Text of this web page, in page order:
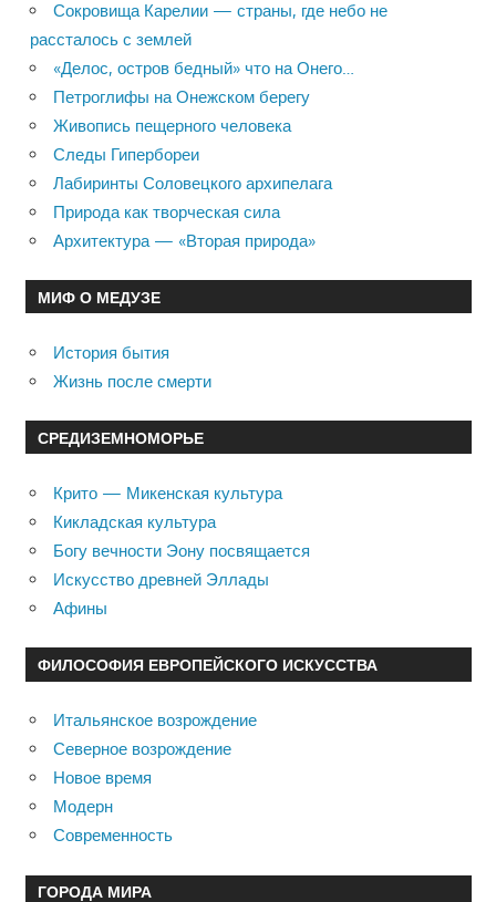
Сокровища Карелии — страны, где небо не
рассталось с землей
«Делос, остров бедный» что на Онего…
Петроглифы на Онежском берегу
Живопись пещерного человека
Следы Гипербореи
Лабиринты Соловецкого архипелага
Природа как творческая сила
Архитектура — «Вторая природа»
МИФ О МЕДУЗЕ
История бытия
Жизнь после смерти
СРЕДИЗЕМНОМОРЬЕ
Крито — Микенская культура
Кикладская культура
Богу вечности Эону посвящается
Искусство древней Эллады
Афины
ФИЛОСОФИЯ ЕВРОПЕЙСКОГО ИСКУССТВА
Итальянское возрождение
Северное возрождение
Новое время
Модерн
Современность
ГОРОДА МИРА